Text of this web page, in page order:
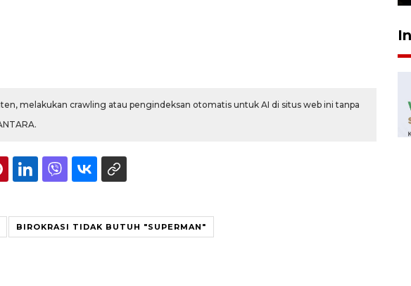
melakukan crawling atau pengindeksan otomatis untuk AI di situs web ini tanpa
BIROKRASI TIDAK BUTUH "SUPERMAN"